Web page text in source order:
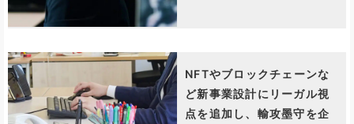
NFTやブロックチェーンな
ど新事業設計にリーガル視
点を追加し、輸攻墨守を企